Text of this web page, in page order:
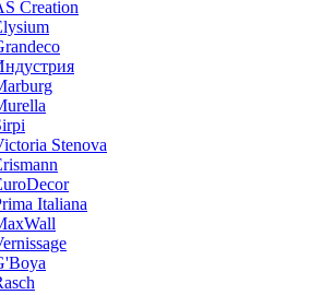
Creation
Stenova
Italiana